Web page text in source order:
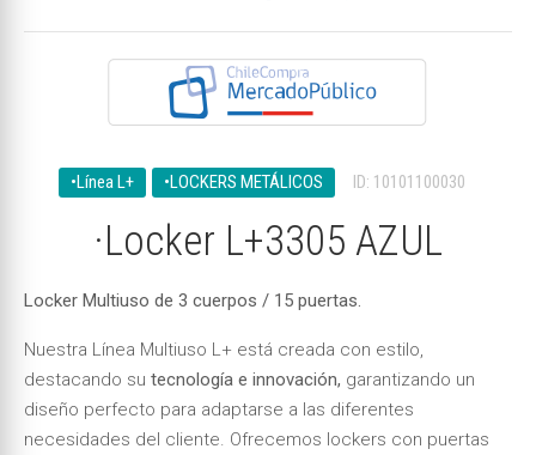
•Línea L+ •LOCKERS METÁLICOS ID: 10101100030
·Locker L+3305 AZUL
Locker Multiuso de 3 cuerpos / 15 puertas.
Nuestra Línea Multiuso L+ está creada con estilo,
destacando su tecnología e innovación, garantizando un
diseño perfecto para adaptarse a las diferentes
necesidades del cliente. Ofrecemos lockers con puertas